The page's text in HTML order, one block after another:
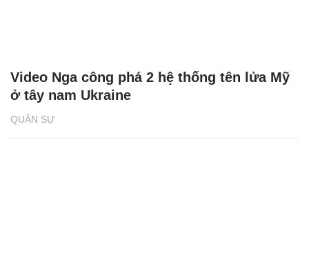
QUÂN SỰ
Video Nga công phá 2 hệ thống tên lửa Mỹ
ở tây nam Ukraine